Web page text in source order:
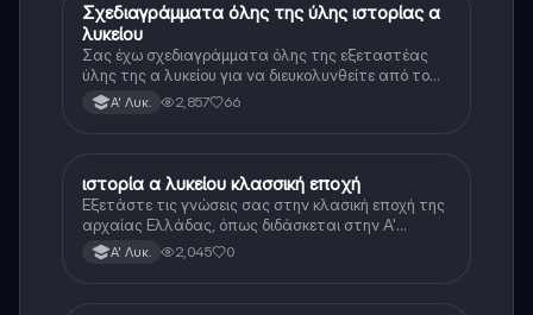
Ιστορία
Σχεδιαγράμματα όλης της ύλης ιστορίας α
λυκείου
Σας έχω σχεδιαγράμματα όλης της εξεταστέας
ύλης της α λυκείου για να διευκολυνθείτε από το
τεράστιο βάρος του βιβλίου
Α' Λυκ. 2,857 66
Ιστορία
ιστορία α λυκείου κλασσική εποχή
Εξετάστε τις γνώσεις σας στην κλασική εποχή της
αρχαίας Ελλάδας, όπως διδάσκεται στην Α'
Λυκείου.
Α' Λυκ. 2,045 0